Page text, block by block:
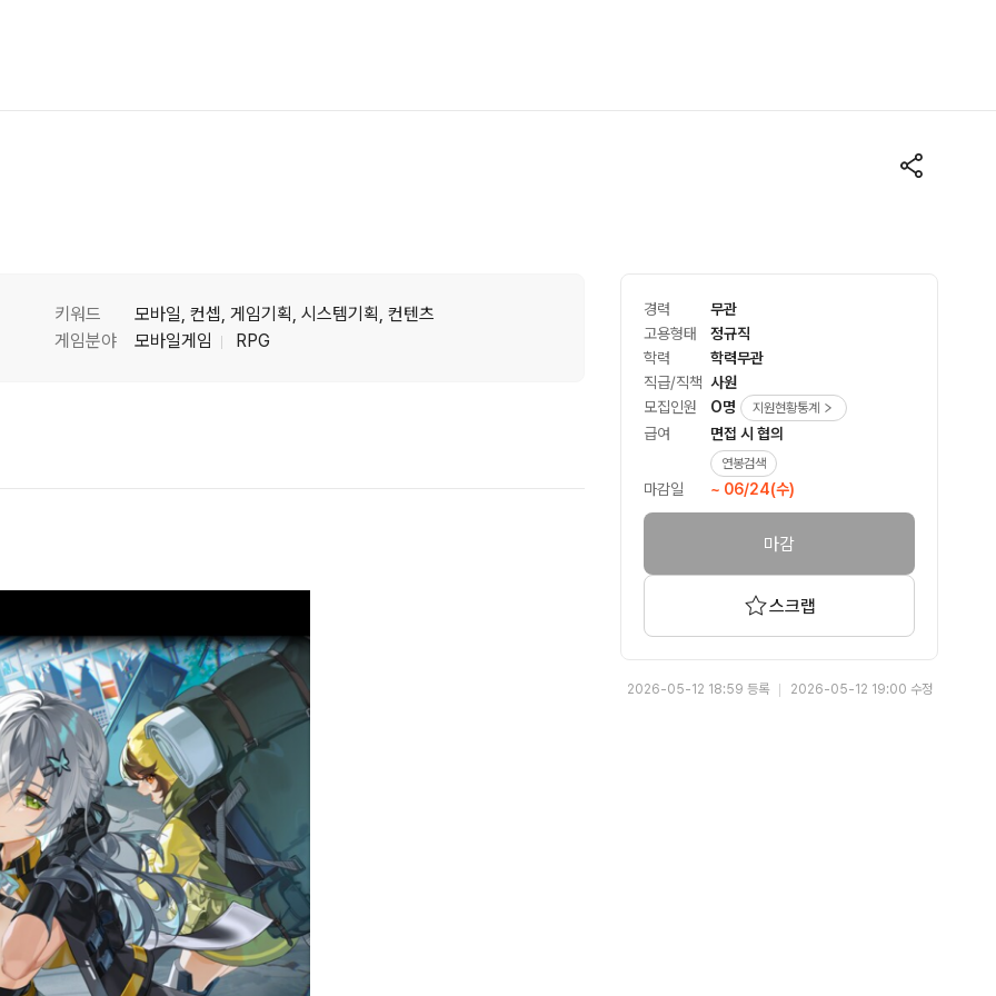
키워드
모바일, 컨셉, 게임기획, 시스템기획, 컨텐츠
게임분야
모바일게임 RPG
경력
무관
고용형태
정규직
학력
학력무관
직급/직책 사원
모집인원
O명 지원현황통계
급여 면접 시 협의
연봉검색
마감일 ~ 06/24(수)
마감
스크랩
2026-05-12 18:59 등록 2026-05-12 19:00 수정